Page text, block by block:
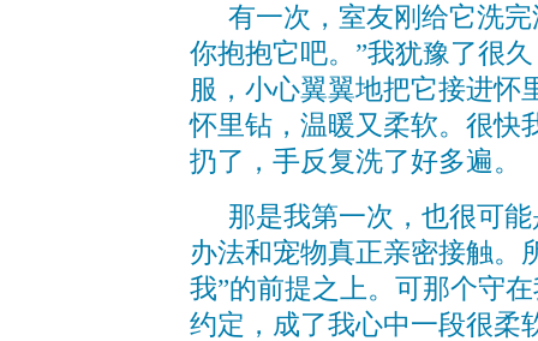
有一次，室友刚给它洗
你抱抱它吧。”我犹豫了很
服，小心翼翼地把它接进怀
怀里钻，温暖又柔软。很快
扔了，手反复洗了好多遍。
那是我第一次，也很可
办法和宠物真正亲密接触。
我”的前提之上。可那个守
约定，成了我心中一段很柔